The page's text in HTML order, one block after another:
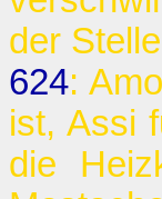
der
624:
ist, Assi
die